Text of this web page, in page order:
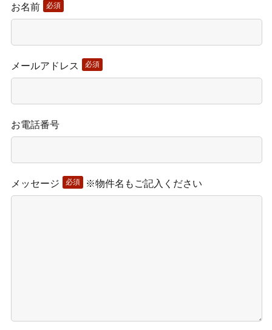
お名前 必須
メールアドレス 必須
お電話番号
メッセージ 必須 ※物件名もご記入ください